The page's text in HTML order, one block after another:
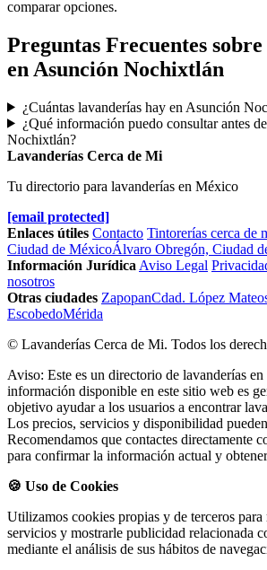
comparar opciones.
Preguntas Frecuentes
en Asunción Nochixtlán
¿Cuántas lavanderías hay en Asunción
¿Qué información puedo consultar antes
Nochixtlán?
Lavanderías Cerca de Mi
Tu directorio para lavanderías en México
[email protected]
Enlaces útiles Contacto Tintorerías cerca de
Ciudad de MéxicoÁlvaro Obregón, Ciudad
Información Jurídica Aviso Legal
nosotros
Otras ciudades ZapopanCdad. López
EscobedoMérida
© Lavanderías Cerca de Mi. Todos los
Aviso: Este es un directorio de lavanderías
información disponible en este sitio web es
objetivo ayudar a los usuarios a encontrar
Los precios, servicios y disponibilidad
Recomendamos que contactes directamente
para confirmar la información actual y
🍪 Uso de Cookies
Utilizamos cookies propias y de terceros para
servicios y mostrarle publicidad relacionada
mediante el análisis de sus hábitos de